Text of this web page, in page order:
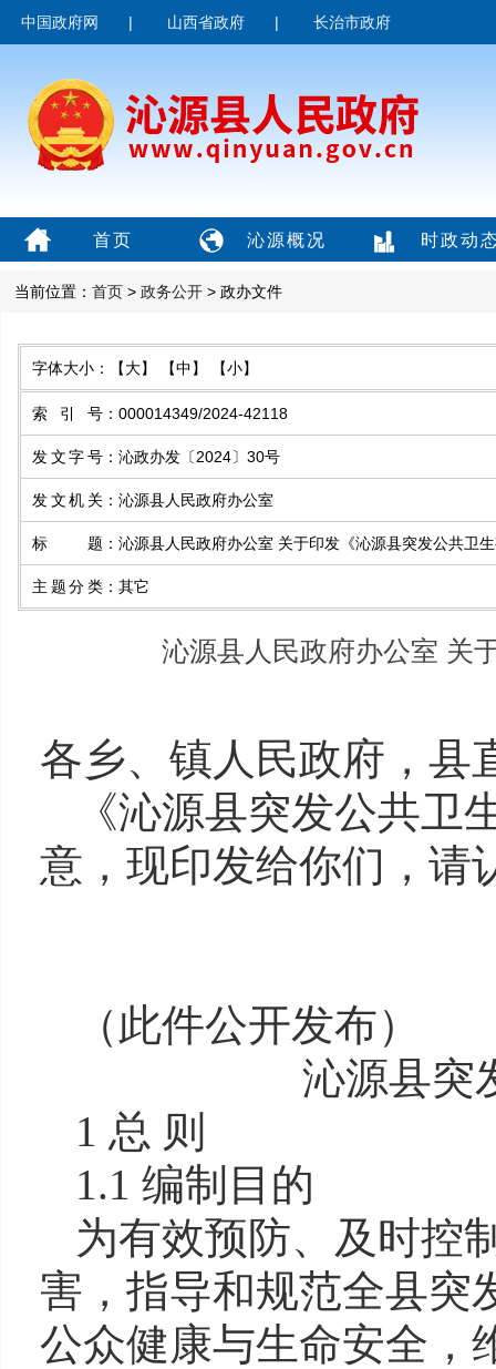
中国政府网 | 山西省政府 | 长治市政府
首页 沁源概况 时政动
当前位置： 首页 > 政务公开 > 政办文件
字体大小： 【大】 【中】 【小】
索引号 ： 000014349/2024-42118
发文字号 ： 沁政办发〔2024〕30号
发文机关 ： 沁源县人民政府办公室
标题 ： 沁源县人民政府办公室 关于印发《沁源县突发公共卫
主题分类 ： 其它
沁源县人民政府办公室 关
各乡、镇人民政府，县
《沁源县突发公共
意，现印发给你们，请
（此件公开发布）
沁源县突
1 总 则
1.1 编制目的
为有效预防、及时控
害，指导和规范全县突
公众健康与生命安全，